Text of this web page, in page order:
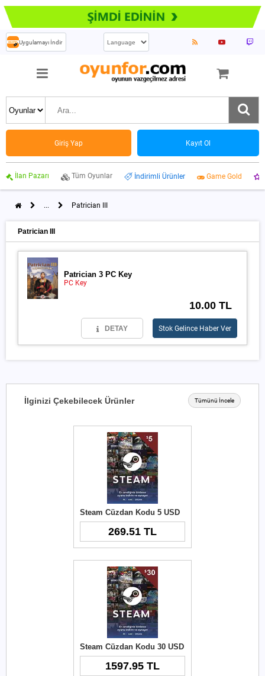
Uygulamayı İndir
Giriş Yap Kayıt Ol
İlan Pazarı Tüm Oyunlar İndirimli Ürünler Game Gold
... Patrician III
Patrician III
Patrician 3 PC Key
PC Key
10.00 TL
DETAY Stok Gelince Haber Ver
İlginizi Çekebilecek Ürünler Tümünü İncele
Steam Cüzdan Kodu 5 USD
269.51 TL
Steam Cüzdan Kodu 30 USD
1597.95 TL